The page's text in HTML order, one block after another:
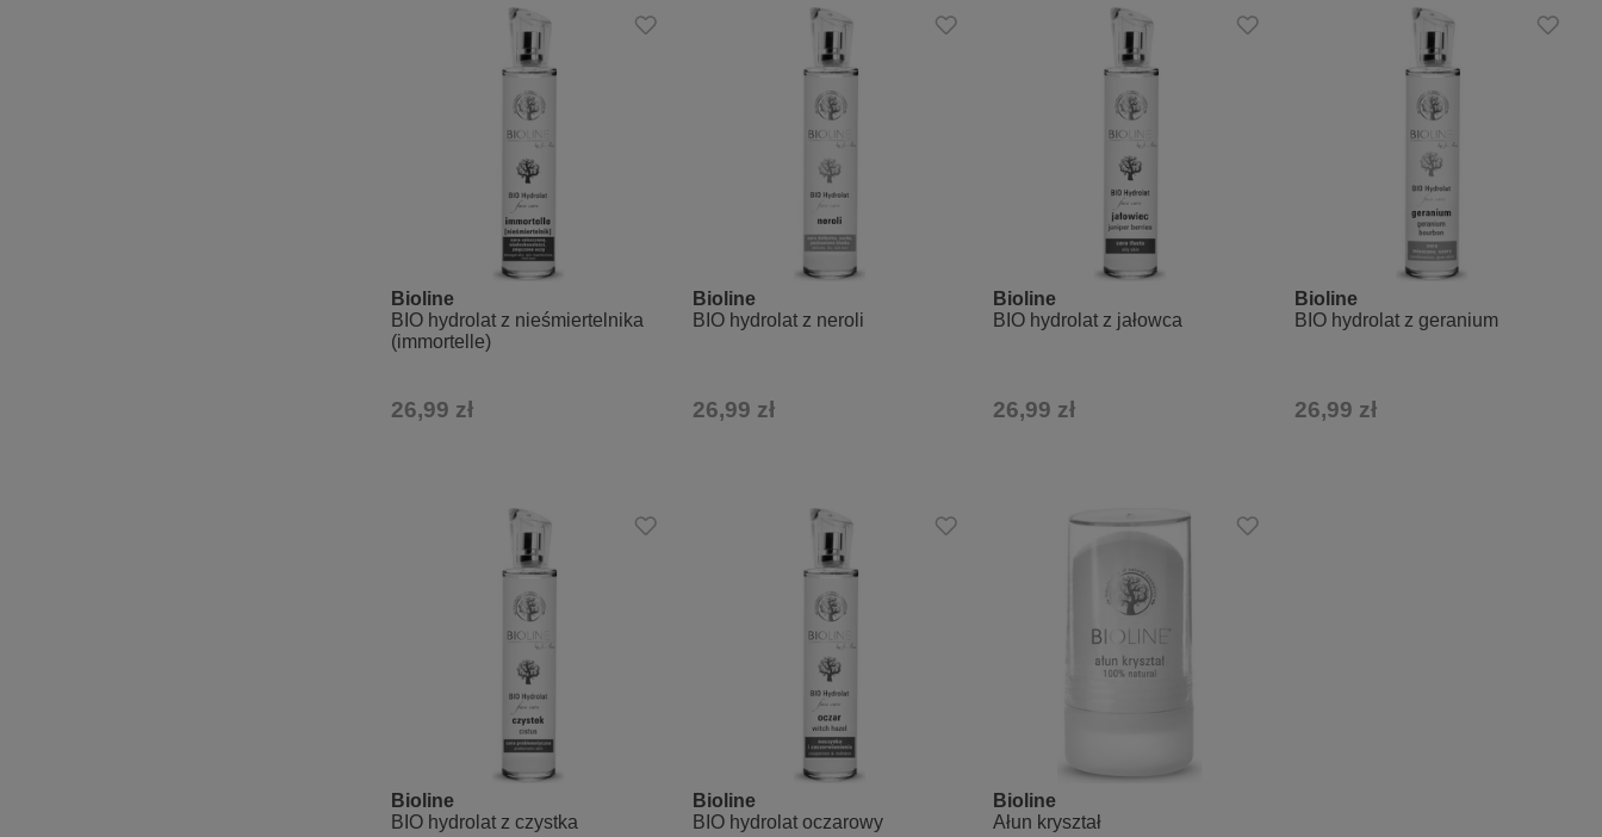
Bioline
BIO hydrolat z nieśmiertelnika
(immortelle)
26,99 zł
Bioline
BIO hydrolat z neroli
26,99 zł
Bioline
BIO hydrolat z jałowca
26,99 zł
Bioline
BIO hydrolat z geranium
26,99 zł
Bioline
BIO hydrolat z czystka
Bioline
BIO hydrolat oczarowy
Bioline
Ałun kryształ